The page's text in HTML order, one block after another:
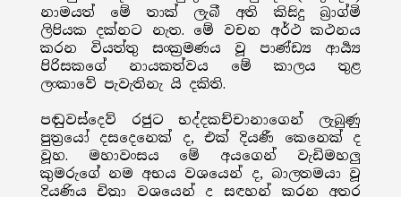
නාමයත් මේ තාක් ලැබී අති කිසිදු බ්‍රාග්මි
ලිපියක දක්නට නැත. මේ වචන අර්ථ කථනය
කරන වියත්තු සංක්‍රමණය වූ පාණ්ඩ්‍ය ආර්‍ය්‍ය
පිරිසකගේ නායකත්වය මේ කාලය තුළ
ලංකාවේ පැවැතිනැ යි දකිති.
පඬුවස්දෙව් රජුට භද්දකච්චානාගෙන් ලැබුණු
පුත්‍රයෝ දසදෙනෙක් ද, එක් දියණී කෙනෙක් ද
වූහ. මහාවංසය මේ අයගෙන් වැඩිමහලු
කුමරුගේ නම අභය වශයෙන් ද, බාලතමයා වූ
දියණිය චිත්‍රා වශයෙන් ද සඳහන් කරන අතර